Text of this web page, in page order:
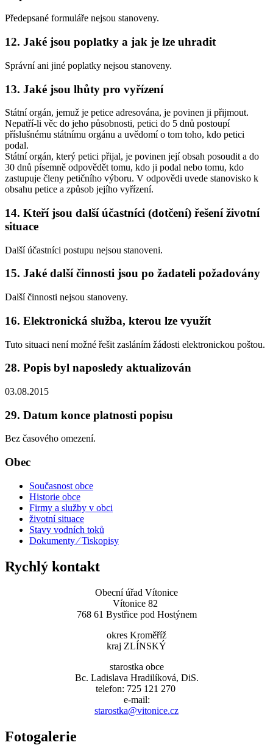
Předepsané formuláře nejsou stanoveny.
12. Jaké jsou poplatky a jak je lze uhradit
Správní ani jiné poplatky nejsou stanoveny.
13. Jaké jsou lhůty pro vyřízení
Státní orgán, jemuž je petice adresována, je povinen ji přijmout.
Nepatří-li věc do jeho působnosti, petici do 5 dnů postoupí
příslušnému státnímu orgánu a uvědomí o tom toho, kdo petici
podal.
Státní orgán, který petici přijal, je povinen její obsah posoudit a do
30 dnů písemně odpovědět tomu, kdo ji podal nebo tomu, kdo
zastupuje členy petičního výboru. V odpovědi uvede stanovisko k
obsahu petice a způsob jejího vyřízení.
14. Kteří jsou další účastníci (dotčení) řešení životní
situace
Další účastníci postupu nejsou stanoveni.
15. Jaké další činnosti jsou po žadateli požadovány
Další činnosti nejsou stanoveny.
16. Elektronická služba, kterou lze využít
Tuto situaci není možné řešit zasláním žádosti elektronickou poštou.
28. Popis byl naposledy aktualizován
03.08.2015
29. Datum konce platnosti popisu
Bez časového omezení.
Obec
Současnost obce
Historie obce
Firmy a služby v obci
životní situace
Stavy vodních toků
Dokumenty ⁄ Tiskopisy
Rychlý kontakt
Obecní úřad Vítonice
Vítonice 82
768 61 Bystřice pod Hostýnem
okres Kroměříž
kraj ZLÍNSKÝ
starostka obce
Bc. Ladislava Hradilíková, DiS.
telefon: 725 121 270
e-mail:
starostka@vitonice.cz
Fotogalerie